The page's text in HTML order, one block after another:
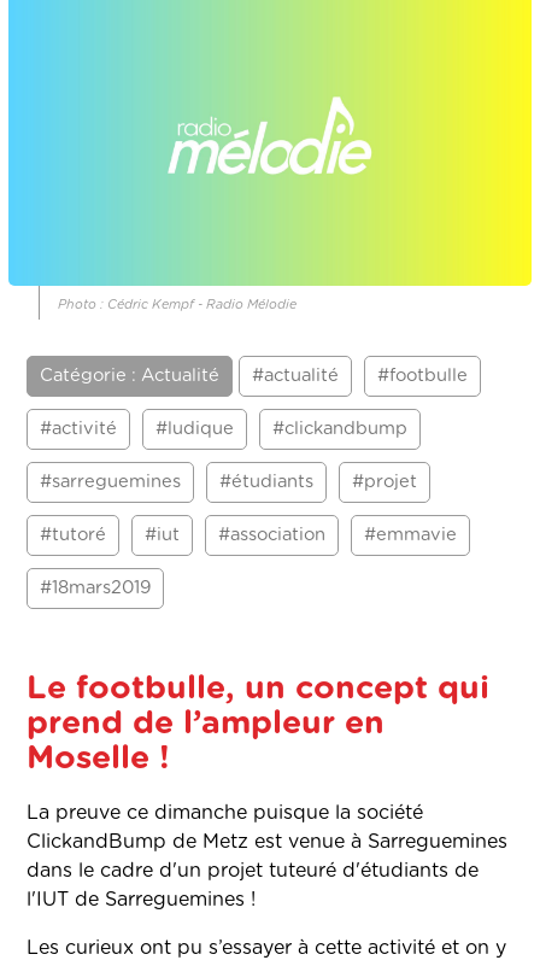
Photo : Cédric Kempf - Radio Mélodie
Catégorie : Actualité #actualité #footbulle
#activité #ludique #clickandbump
#sarreguemines #étudiants #projet
#tutoré #iut #association #emmavie
#18mars2019
Le footbulle, un concept qui
prend de l’ampleur en
Moselle !
La preuve ce dimanche puisque la société
ClickandBump de Metz est venue à Sarreguemines
dans le cadre d'un projet tuteuré d'étudiants de
l'IUT de Sarreguemines !
Les curieux ont pu s’essayer à cette activité et on y